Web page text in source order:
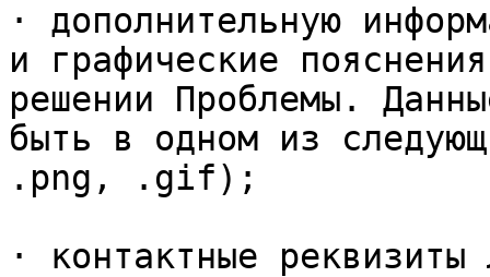
· дополнительную
и графические
решении Проблемы.
быть в одном из
.png, .gif);
· контактные реквизиты